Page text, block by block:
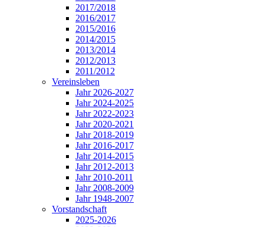
2017/2018
2016/2017
2015/2016
2014/2015
2013/2014
2012/2013
2011/2012
Vereinsleben
Jahr 2026-2027
Jahr 2024-2025
Jahr 2022-2023
Jahr 2020-2021
Jahr 2018-2019
Jahr 2016-2017
Jahr 2014-2015
Jahr 2012-2013
Jahr 2010-2011
Jahr 2008-2009
Jahr 1948-2007
Vorstandschaft
2025-2026